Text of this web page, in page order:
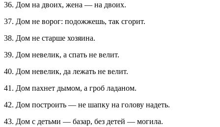
36. Дом на двоих, жена — на двоих.
37. Дом не ворог: подожжешь, так сгорит.
38. Дом не старше хозяина.
39. Дом невелик, а спать не велит.
40. Дом невелик, да лежать не велит.
41. Дом пахнет дымом, а гроб ладаном.
42. Дом построить — не шапку на голову надеть.
43. Дом с детьми — базар, без детей — могила.